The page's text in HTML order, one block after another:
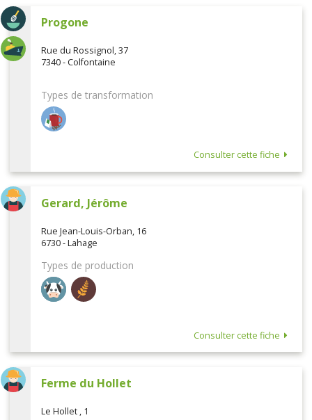
Progone
Rue du Rossignol, 37
7340 - Colfontaine
Types de transformation
Consulter cette fiche
Gerard, Jérôme
Rue Jean-Louis-Orban, 16
6730 - Lahage
Types de production
Consulter cette fiche
Ferme du Hollet
Le Hollet , 1